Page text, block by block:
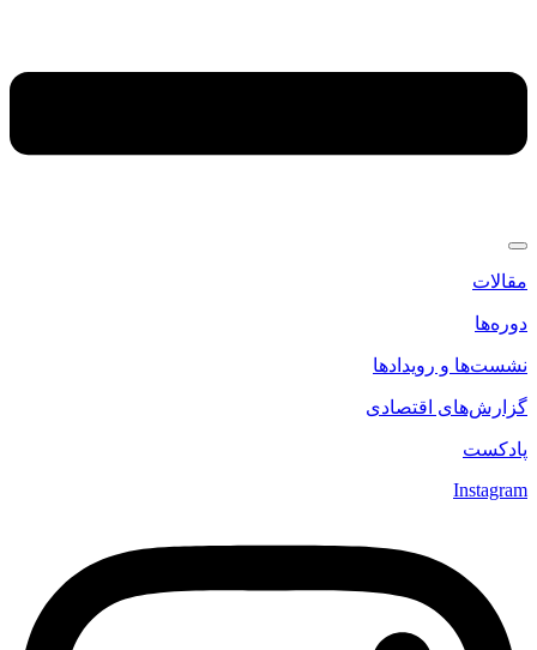
مقالات
دوره‌ها
نشست‌ها و رویدادها
گزارش‌های اقتصادی
پادکست
Instagram